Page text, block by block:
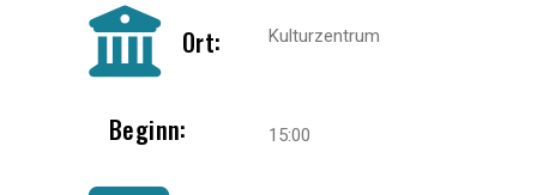
Ort: Kulturzentrum
Beginn: 15:00